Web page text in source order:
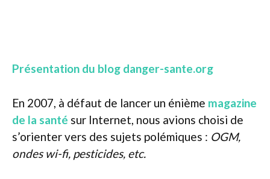
Présentation du blog danger-sante.org
En 2007, à défaut de lancer un énième magazine
de la santé sur Internet, nous avions choisi de
s’orienter vers des sujets polémiques : OGM,
ondes wi-fi, pesticides, etc.